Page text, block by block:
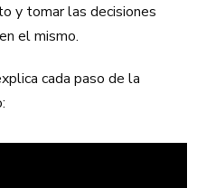
y tomar las decisiones
el mismo.
cada paso de la